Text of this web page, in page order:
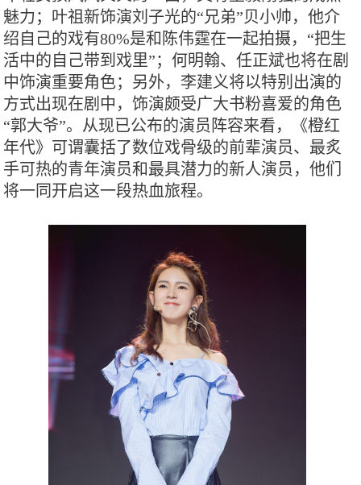
魅力；叶祖新饰演刘子光的“兄弟”贝小帅，他介
绍自己的戏有80%是和陈伟霆在一起拍摄，“把生
活中的自己带到戏里”；何明翰、任正斌也将在剧
中饰演重要角色；另外，李建义将以特别出演的
方式出现在剧中，饰演颇受广大书粉喜爱的角色
“郭大爷”。从现已公布的演员阵容来看，《橙红
年代》可谓囊括了数位戏骨级的前辈演员、最炙
手可热的青年演员和最具潜力的新人演员，他们
将一同开启这一段热血旅程。